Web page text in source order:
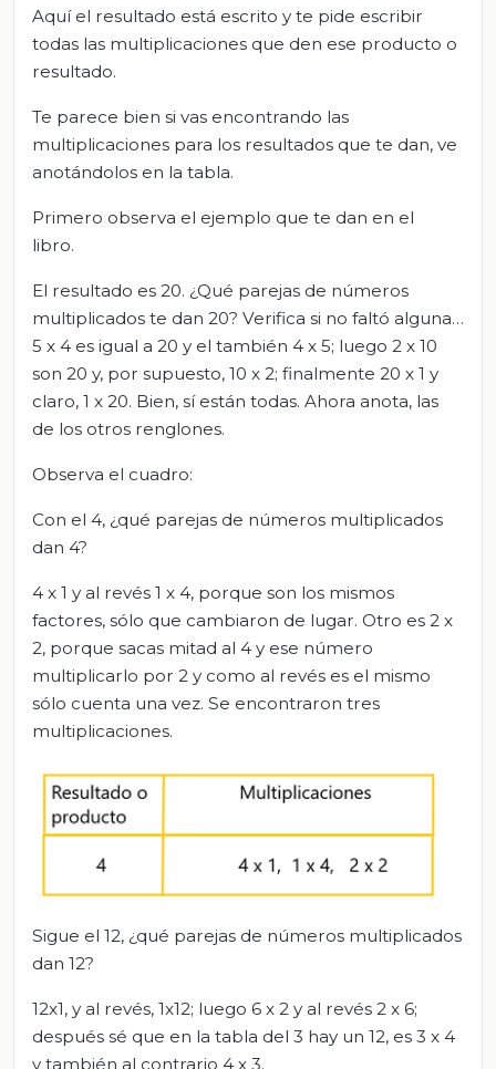
Aquí el resultado está escrito y te pide escribir
todas las multiplicaciones que den ese producto o
resultado.
Te parece bien si vas encontrando las
multiplicaciones para los resultados que te dan, ve
anotándolos en la tabla.
Primero observa el ejemplo que te dan en el
libro.
El resultado es 20. ¿Qué parejas de números
multiplicados te dan 20? Verifica si no faltó alguna…
5 x 4 es igual a 20 y el también 4 x 5; luego 2 x 10
son 20 y, por supuesto, 10 x 2; finalmente 20 x 1 y
claro, 1 x 20. Bien, sí están todas. Ahora anota, las
de los otros renglones.
Observa el cuadro:
Con el 4, ¿qué parejas de números multiplicados
dan 4?
4 x 1 y al revés 1 x 4, porque son los mismos
factores, sólo que cambiaron de lugar. Otro es 2 x
2, porque sacas mitad al 4 y ese número
multiplicarlo por 2 y como al revés es el mismo
sólo cuenta una vez. Se encontraron tres
multiplicaciones.
Sigue el 12, ¿qué parejas de números multiplicados
dan 12?
12x1, y al revés, 1x12; luego 6 x 2 y al revés 2 x 6;
después sé que en la tabla del 3 hay un 12, es 3 x 4
y también al contrario 4 x 3.